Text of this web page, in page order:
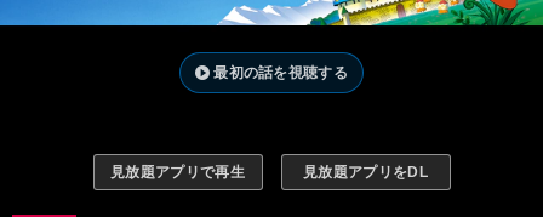
最初の話を視聴する
見放題アプリで再生 見放題アプリをDL